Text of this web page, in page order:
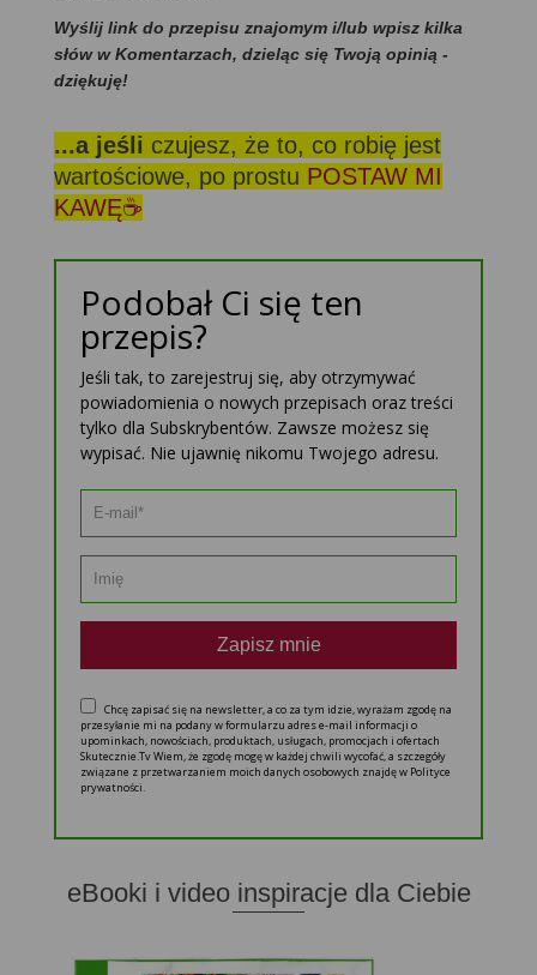
Wyślij link do przepisu znajomym i/lub wpisz kilka
słów w Komentarzach, dzieląc się Twoją opinią -
dziękuję!
...a jeśli czujesz, że to, co robię jest
wartościowe, po prostu POSTAW MI
KAWĘ☕
Podobał Ci się ten
przepis?
Jeśli tak, to zarejestruj się, aby otrzymywać
powiadomienia o nowych przepisach oraz treści
tylko dla Subskrybentów. Zawsze możesz się
wypisać. Nie ujawnię nikomu Twojego adresu.
Zapisz mnie
Chcę zapisać się na newsletter, a co za tym idzie, wyrażam zgodę na
przesyłanie mi na podany w formularzu adres e-mail informacji o
upominkach, nowościach, produktach, usługach, promocjach i ofertach
Skutecznie.Tv Wiem, że zgodę mogę w każdej chwili wycofać, a szczegóły
związane z przetwarzaniem moich danych osobowych znajdę w Polityce
prywatności.
eBooki i video inspiracje dla Ciebie